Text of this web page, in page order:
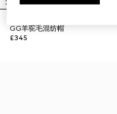
GG羊驼毛混纺帽
£345